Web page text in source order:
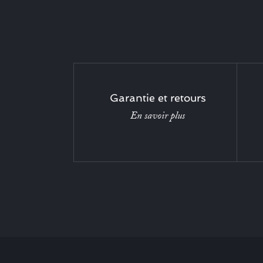
Garantie et retours
En savoir plus